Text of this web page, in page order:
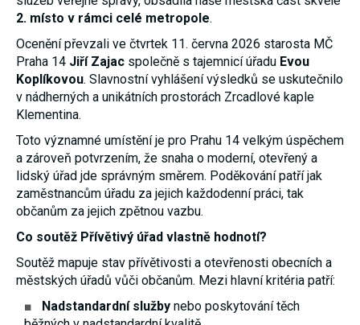
2. místo v rámci celé metropole.
Ocenění převzali ve čtvrtek 11. června 2026 starosta MČ
Praha 14 Jiří Zajac společně s tajemnicí úřadu Evou
Koplíkovou. Slavnostní vyhlášení výsledků se uskutečnilo
v nádherných a unikátních prostorách Zrcadlové kaple
Klementina.
Toto významné umístění je pro Prahu 14 velkým úspěchem
a zároveň potvrzením, že snaha o moderní, otevřený a
lidský úřad jde správným směrem. Poděkování patří jak
zaměstnancům úřadu za jejich každodenní práci, tak
občanům za jejich zpětnou vazbu.
Co soutěž Přívětivý úřad vlastně hodnotí?
Soutěž mapuje stav přívětivosti a otevřenosti obecních a
městských úřadů vůči občanům. Mezi hlavní kritéria patří:
Nadstandardní služby nebo poskytování těch
kampaní.
Jejich pomocí
určujeme
počet návštěv
a zdroje
návštěv
našich
získaná
pomocí těchto
cookies
zpracováváme
souhrnně,
bez použití
které ukazují
na konkrétní
uživatelé
našeho webu.
Pokud
používání